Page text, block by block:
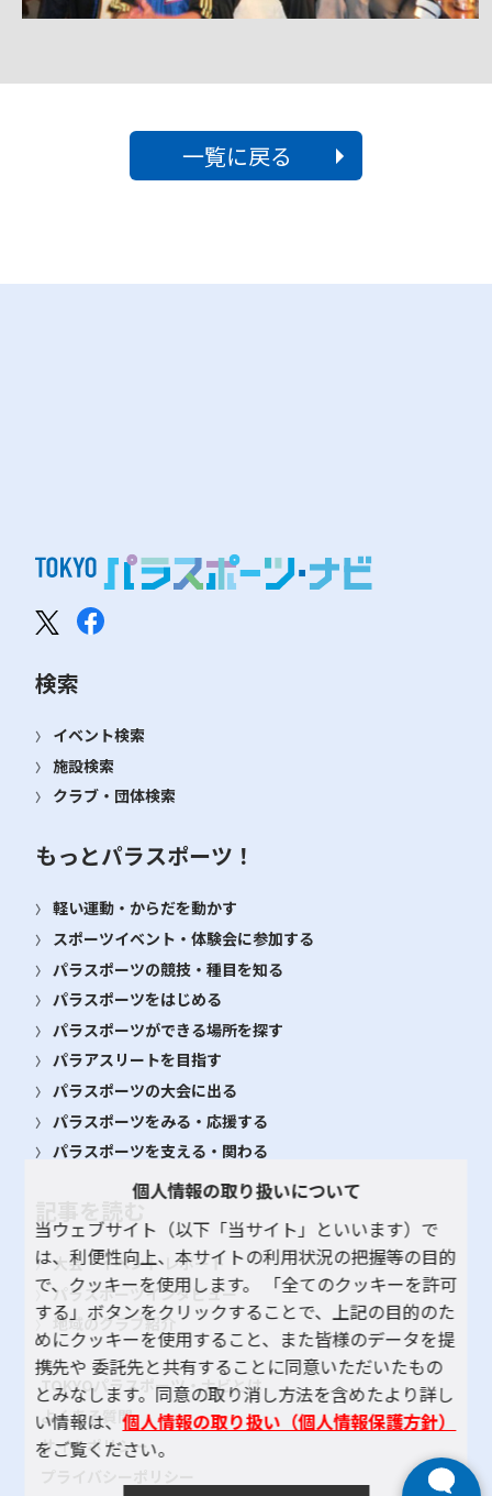
一覧に戻る
検索
イベント検索
施設検索
クラブ・団体検索
もっとパラスポーツ！
軽い運動・からだを動かす
スポーツイベント・体験会に参加する
パラスポーツの競技・種目を知る
パラスポーツをはじめる
パラスポーツができる場所を探す
パラアスリートを目指す
パラスポーツの大会に出る
パラスポーツをみる・応援する
パラスポーツを支える・関わる
記事を読む
大会・イベント レポート
パラスポーツインタビュー
地域のクラブ紹介
TOKYOパラスポーツ・ナビとは
よくある質問
サイトポリシー
個人情報の取り扱いについて
当ウェブサイト（以下「当サイト」といいます）で
は、利便性向上、本サイトの利用状況の把握等の目的
で、クッキーを使用します。 「全てのクッキーを許可
する」ボタンをクリックすることで、上記の目的のた
めにクッキーを使用すること、また皆様のデータを提
携先や 委託先と共有することに同意いただいたもの
とみなします。同意の取り消し方法を含めたより詳し
い情報は、個人情報の取り扱い（個人情報保護方針）
をご覧ください。